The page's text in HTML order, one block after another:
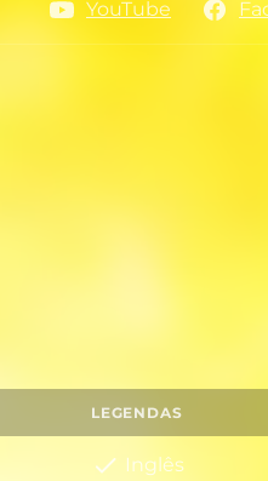
Ligações
YouTube
LEGENDAS
Inglês